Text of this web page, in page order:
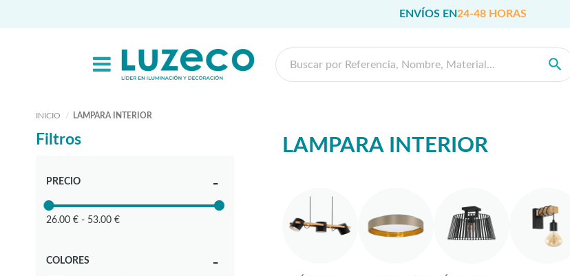
ENVÍOS EN24-48 HORAS
INICIO LAMPARA INTERIOR
LAMPARA INTERIOR
Filtros
PRECIO
26.00 € - 53.00 €
COLORES